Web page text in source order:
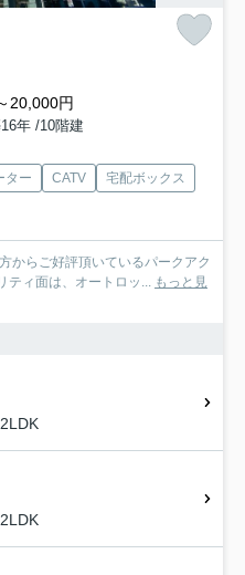
20,000円
年 /10階建
ター CATV
宅配ボックス
からご好評頂いているパークアク
ティ面は、オートロッ... もっと見